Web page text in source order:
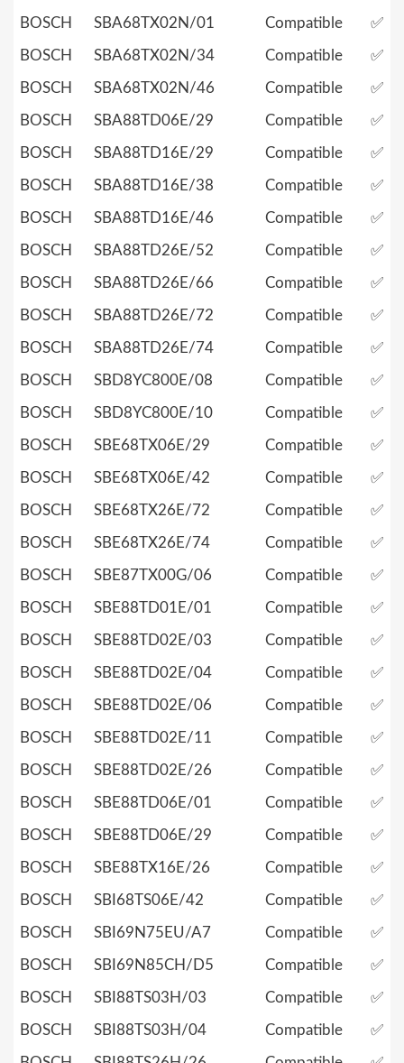
BOSCH SBA68TX02N/01 Compatible ✅
BOSCH SBA68TX02N/34 Compatible ✅
BOSCH SBA68TX02N/46 Compatible ✅
BOSCH SBA88TD06E/29 Compatible ✅
BOSCH SBA88TD16E/29 Compatible ✅
BOSCH SBA88TD16E/38 Compatible ✅
BOSCH SBA88TD16E/46 Compatible ✅
BOSCH SBA88TD26E/52 Compatible ✅
BOSCH SBA88TD26E/66 Compatible ✅
BOSCH SBA88TD26E/72 Compatible ✅
BOSCH SBA88TD26E/74 Compatible ✅
BOSCH SBD8YC800E/08 Compatible ✅
BOSCH SBD8YC800E/10 Compatible ✅
BOSCH SBE68TX06E/29 Compatible ✅
BOSCH SBE68TX06E/42 Compatible ✅
BOSCH SBE68TX26E/72 Compatible ✅
BOSCH SBE68TX26E/74 Compatible ✅
BOSCH SBE87TX00G/06 Compatible ✅
BOSCH SBE88TD01E/01 Compatible ✅
BOSCH SBE88TD02E/03 Compatible ✅
BOSCH SBE88TD02E/04 Compatible ✅
BOSCH SBE88TD02E/06 Compatible ✅
BOSCH SBE88TD02E/11 Compatible ✅
BOSCH SBE88TD02E/26 Compatible ✅
BOSCH SBE88TD06E/01 Compatible ✅
BOSCH SBE88TD06E/29 Compatible ✅
BOSCH SBE88TX16E/26 Compatible ✅
BOSCH SBI68TS06E/42 Compatible ✅
BOSCH SBI69N75EU/A7 Compatible ✅
BOSCH SBI69N85CH/D5 Compatible ✅
BOSCH SBI88TS03H/03 Compatible ✅
BOSCH SBI88TS03H/04 Compatible ✅